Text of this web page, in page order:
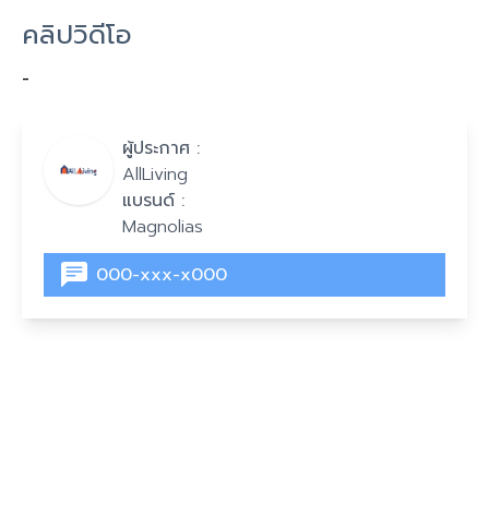
คลิปวิดีโอ
-
ผู้ประกาศ :
AllLiving
แบรนด์ :
Magnolias
000-xxx-x000